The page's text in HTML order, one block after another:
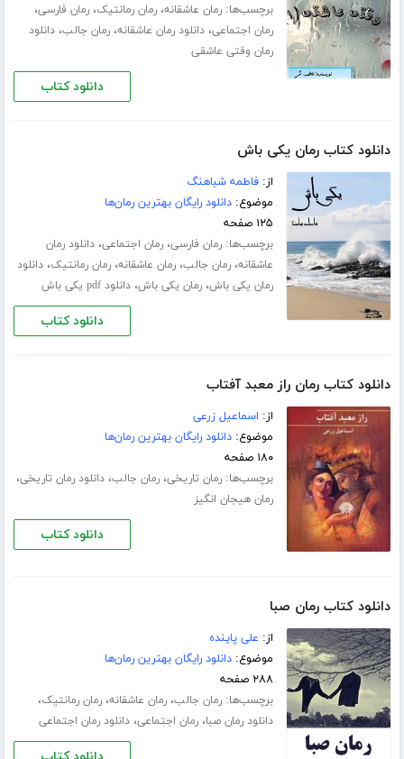
برچسب‌ها:رمان عاشقانه،رمان رمانتیک،رمان فارسی،
رمان اجتماعی،دانلود رمان عاشقانه،رمان جالب،دانلود
رمان وقتی عاشقی
دانلود کتاب
دانلود کتاب رمان یکی باش
از:فاطمه شباهنگ
موضوع:دانلود رایگان بهترین رمان‌ها
۱۲۵ صفحه
برچسب‌ها:رمان فارسی،رمان اجتماعی،دانلود رمان
عاشقانه،رمان جالب،رمان عاشقانه،رمان رمانتیک،دانلود
رمان یکی باش،رمان یکی باش،دانلود pdf یکی باش
دانلود کتاب
دانلود کتاب رمان راز معبد آفتاب
از: اسماعیل زرعی
موضوع:دانلود رایگان بهترین رمان‌ها
۱۸۰ صفحه
برچسب‌ها:رمان تاریخی،رمان جالب،دانلود رمان تاریخی،
رمان هیجان انگیز
دانلود کتاب
دانلود کتاب رمان صبا
از: علی پاینده
موضوع:دانلود رایگان بهترین رمان‌ها
۲۸۸ صفحه
برچسب‌ها:رمان جالب،رمان عاشقانه،رمان رمانتیک،
دانلود رمان صبا،رمان اجتماعی،دانلود رمان اجتماعی